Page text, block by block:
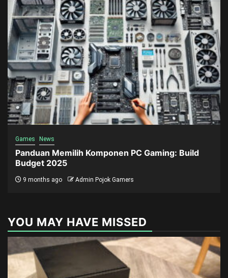
Games News
Panduan Memilih Komponen PC Gaming: Build
Budget 2025
9 months ago Admin Pojok Gamers
YOU MAY HAVE MISSED